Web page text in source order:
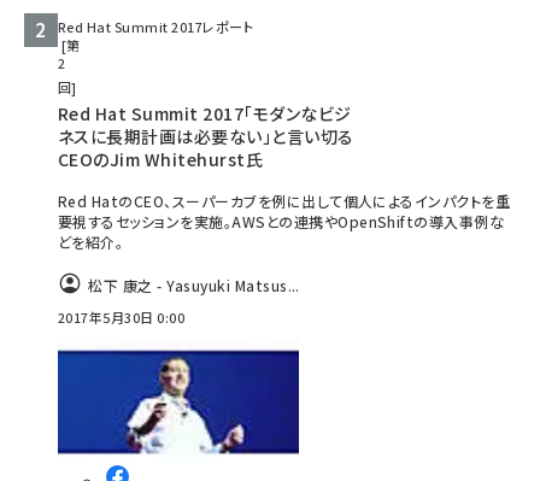
Red Hat Summit 2017レポート
第
2
回
Red Hat Summit 2017「モダンなビジ
ネスに長期計画は必要ない」と言い切る
CEOのJim Whitehurst氏
Red HatのCEO、スーパーカブを例に出して個人によるインパクトを重
要視するセッションを実施。AWSとの連携やOpenShiftの導入事例な
どを紹介。
松下 康之 - Yasuyuki Matsus...
2017年5月30日 0:00